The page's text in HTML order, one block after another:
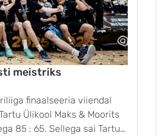
meistriks
finaalseeria viiendal
Ülikool Maks & Moorits
85 : 65. Sellega sai Tartu